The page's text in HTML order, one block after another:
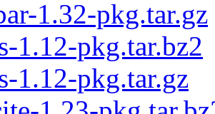
1.32-pkg.tar.gz
1.12-pkg.tar.bz2
1.12-pkg.tar.gz